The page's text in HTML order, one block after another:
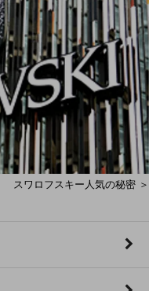
スワロフスキー人気の秘密 ＞